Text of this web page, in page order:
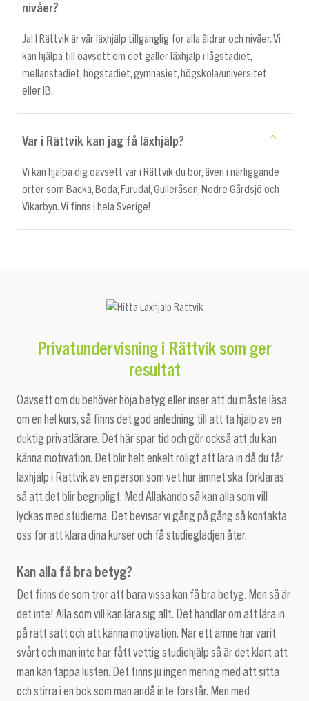
nivåer?
Ja! I Rättvik är vår läxhjälp tillgänglig för alla åldrar och nivåer. Vi
kan hjälpa till oavsett om det gäller läxhjälp i lågstadiet,
mellanstadiet, högstadiet, gymnasiet, högskola/universitet
eller IB.
Var i Rättvik kan jag få läxhjälp?
Vi kan hjälpa dig oavsett var i Rättvik du bor, även i närliggande
orter som Backa, Boda, Furudal, Gulleråsen, Nedre Gårdsjö och
Vikarbyn. Vi finns i hela Sverige!
Privatundervisning i Rättvik som ger
resultat
Oavsett om du behöver höja betyg eller inser att du måste läsa
om en hel kurs, så finns det god anledning till att ta hjälp av en
duktig privatlärare. Det här spar tid och gör också att du kan
känna motivation. Det blir helt enkelt roligt att lära in då du får
läxhjälp i Rättvik av en person som vet hur ämnet ska förklaras
så att det blir begripligt. Med Allakando så kan alla som vill
lyckas med studierna. Det bevisar vi gång på gång så kontakta
oss för att klara dina kurser och få studieglädjen åter.
Kan alla få bra betyg?
Det finns de som tror att bara vissa kan få bra betyg. Men så är
det inte! Alla som vill kan lära sig allt. Det handlar om att lära in
på rätt sätt och att känna motivation. När ett ämne har varit
svårt och man inte har fått vettig studiehjälp så är det klart att
man kan tappa lusten. Det finns ju ingen mening med att sitta
och stirra i en bok som man ändå inte förstår. Men med